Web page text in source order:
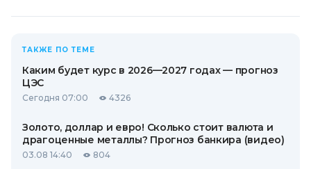
ТАКЖЕ ПО ТЕМЕ
Каким будет курс в 2026—2027 годах — прогноз
ЦЭС
Сегодня 07:00 4326
Золото, доллар и евро! Сколько стоит валюта и
драгоценные металлы? Прогноз банкира (видео)
03.08 14:40 804